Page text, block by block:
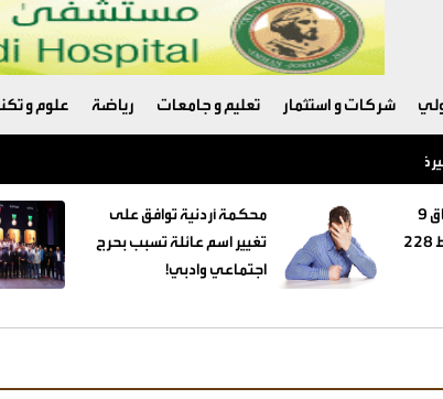
شركات و استثمار تعليم و جامعات رياضة علوم و
يفجّر خلافًا بين ترامب والبنتاغون
‏التنمية الاجتماعية: التحاق 9
أطفال بأسر بديلة وضبط 228
محكمة أردنية توافق على
تغيير اسم عائلة تسبب بحرج
اجتماعي وادبي!